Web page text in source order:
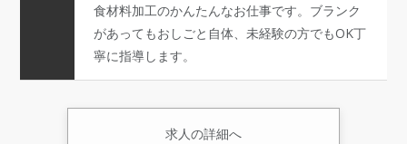
食材料加工のかんたんなお仕事です。ブランク
があってもおしごと自体、未経験の方でもOK丁
寧に指導します。
求人の詳細へ